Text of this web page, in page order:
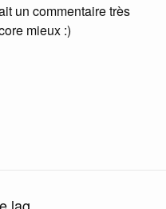
un commentaire très
mieux :)
lag